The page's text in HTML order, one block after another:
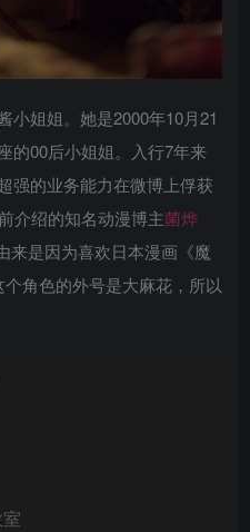
小姐姐。她是2000年10月21
的00后小姐姐。入行7年来
强的业务能力在微博上俘获
介绍的知名动漫博主菌烨
来是因为喜欢日本漫画《魔
角色的外号是大麻花，所以